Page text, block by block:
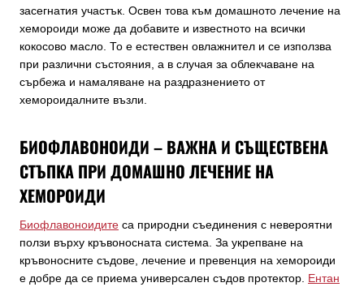
засегнатия участък. Освен това към домашното лечение на
хемороиди може да добавите и известното на всички
кокосово масло. То е естествен овлажнител и се използва
при различни състояния, а в случая за облекчаване на
сърбежа и намаляване на раздразнението от
хемороидалните възли.
БИОФЛАВОНОИДИ – ВАЖНА И СЪЩЕСТВЕНА
СТЪПКА ПРИ ДОМАШНО ЛЕЧЕНИЕ НА
ХЕМОРОИДИ
Биофлавоноидите са природни съединения с невероятни
ползи върху кръвоносната система. За укрепване на
кръвоносните съдове, лечение и превенция на хемороиди
е добре да се приема универсален съдов протектор. Ентан